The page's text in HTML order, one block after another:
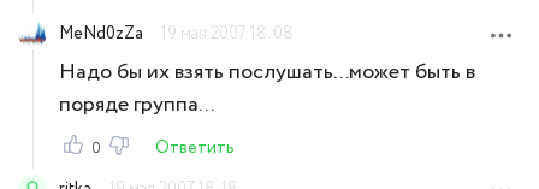
MeNd0zZa
19 мая 2007 18:08
Надо бы их взять послушать...может быть в
поряде группа...
0
Ответить